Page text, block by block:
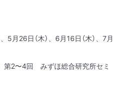
5月26日（木）、6月16日（木）、7月
第2〜4回 みずほ総合研究所セミ